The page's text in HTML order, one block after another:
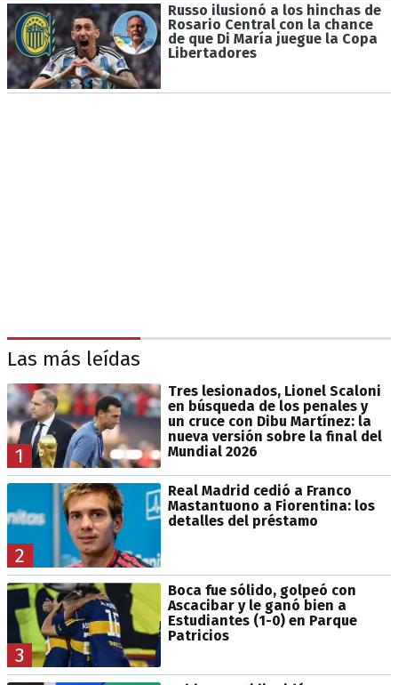
Russo ilusionó a los hinchas de
Rosario Central con la chance
de que Di María juegue la Copa
Libertadores
Las más leídas
1
Tres lesionados, Lionel Scaloni
en búsqueda de los penales y
un cruce con Dibu Martínez: la
nueva versión sobre la final del
Mundial 2026
2
Real Madrid cedió a Franco
Mastantuono a Fiorentina: los
detalles del préstamo
3
Boca fue sólido, golpeó con
Ascacibar y le ganó bien a
Estudiantes (1-0) en Parque
Patricios